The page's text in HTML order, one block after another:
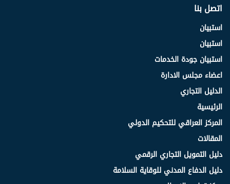
اتصل بنا
استبيان
استبيان
استبيان جودة الخدمات
اعضاء مجلس الادارة
الدليل التجاري
الرئيسية
المركز العراقي للتحكيم الدولي
المقالات
دليل التمويل التجاري الرقمي
دليل الدفاع المدني للوقاية السلامة